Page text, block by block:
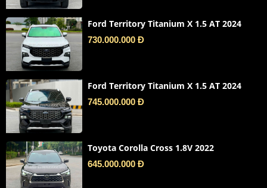
Ford Territory Titanium X 1.5 AT 2024
730.000.000 Đ
Ford Territory Titanium X 1.5 AT 2024
745.000.000 Đ
Toyota Corolla Cross 1.8V 2022
645.000.000 Đ